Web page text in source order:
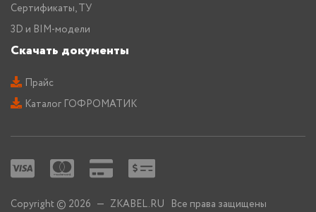
Сертификаты, ТУ
3D и BIM-модели
Скачать документы
Прайс
Каталог ГОФРОМАТИК
Copyright © 2026 — ZKABEL.RU Все права защищены